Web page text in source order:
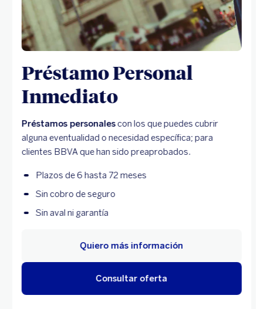
Préstamo Personal
Inmediato
Préstamos personalescon los que puedes cubrir
alguna eventualidad o necesidad específica; para
clientes BBVA que han sido preaprobados.
Plazos de 6 hasta 72 meses
Sin cobro de seguro
Sin aval ni garantía
Consultar oferta
Quiero más información